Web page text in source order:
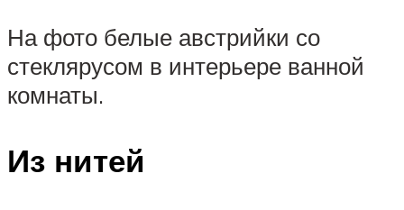
На фото белые австрийки со
стеклярусом в интерьере ванной
комнаты.
Из нитей